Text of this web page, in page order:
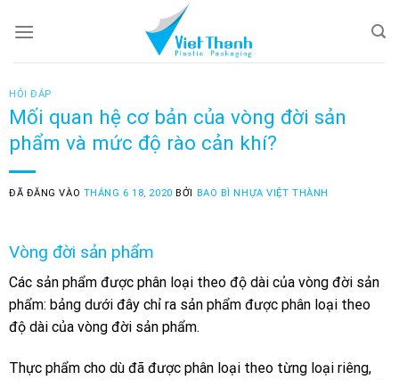
HỎI ĐÁP
Mối quan hệ cơ bản của vòng đời sản
phẩm và mức độ rào cản khí?
ĐÃ ĐĂNG VÀO THÁNG 6 18, 2020 BỞI BAO BÌ NHỰA VIỆT THÀNH
Vòng đời sản phẩm
Các sản phẩm được phân loại theo độ dài của vòng đời sản
phẩm: bảng dưới đây chỉ ra sản phẩm được phân loại theo
độ dài của vòng đời sản phẩm.
Thực phẩm cho dù đã được phân loại theo từng loại riêng,